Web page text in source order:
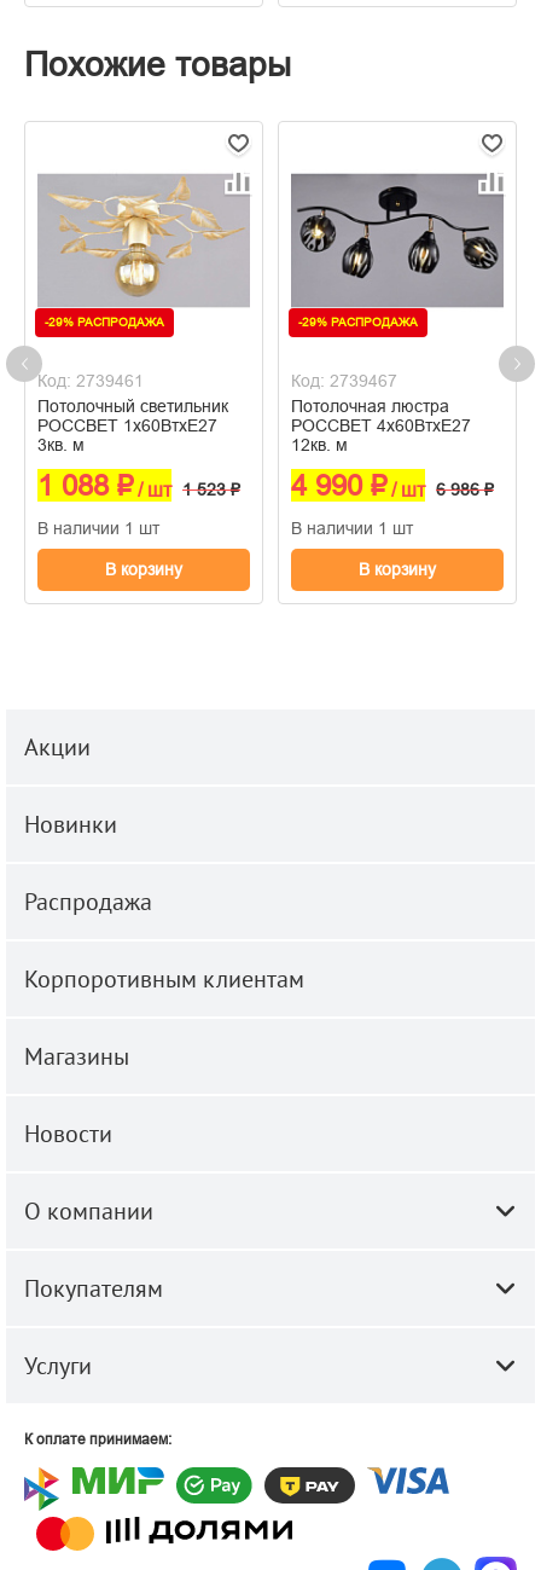
Похожие товары
-29% РАСПРОДАЖА
Код: 2739461
Потолочный светильник
РОССВЕТ 1х60ВтхE27
3кв. м
1 088 ₽/ шт 1 523 ₽
В наличии 1 шт
В корзину
-29% РАСПРОДАЖА
Код: 2739467
Потолочная люстра
РОССВЕТ 4х60ВтхE27
12кв. м
4 990 ₽/ шт 6 986 ₽
В наличии 1 шт
В корзину
Акции
Новинки
Распродажа
Корпоротивным клиентам
Магазины
Новости
О компании
Покупателям
Услуги
К оплате принимаем: